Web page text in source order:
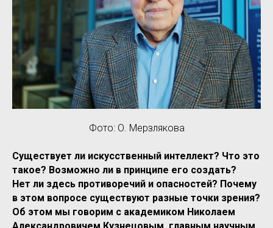
Фото: О. Мерзлякова
Существует ли искусственный интеллект? Что это
такое? Возможно ли в принципе его создать?
Нет ли здесь противоречий и опасностей? Почему
в этом вопросе существуют разные точки зрения?
Об этом мы говорим с академиком Николаем